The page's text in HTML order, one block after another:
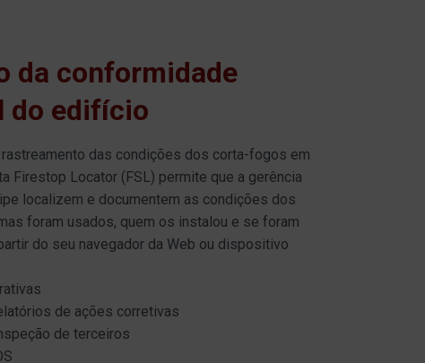
da conformidade
do edifício
das condições dos corta-fogos em
Firestop Locator (FSL) permite que a gerência
localizem e documentem as condições dos
foram usados, quem os instalou e se foram
do seu navegador da Web ou dispositivo
de ações corretivas
de terceiros